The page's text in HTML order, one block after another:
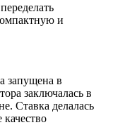
и
запущена в
заключалась в
Ставка делалась